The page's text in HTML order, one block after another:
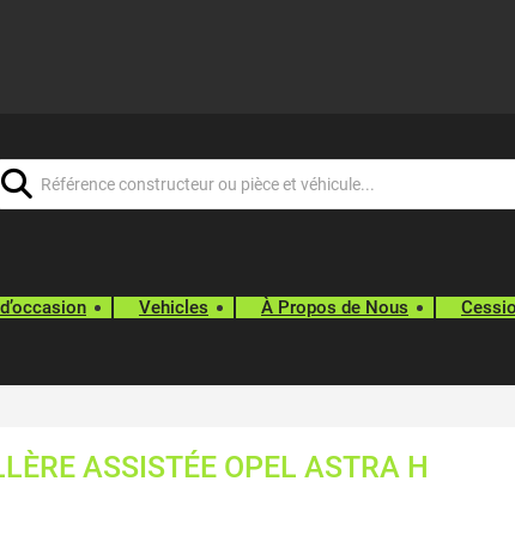
Vehicles À Propos de Nous
ASSISTÉE OPEL ASTRA H